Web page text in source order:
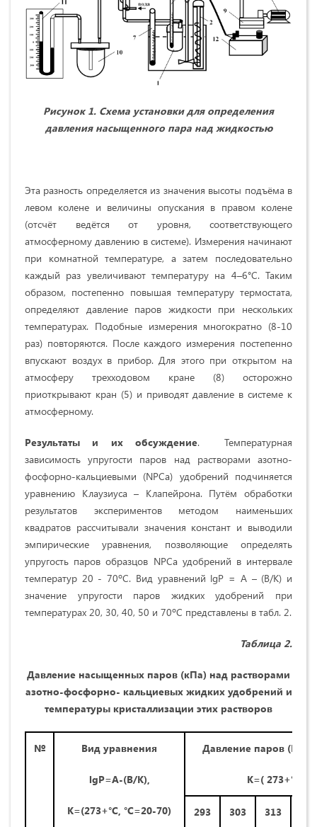
Рисунок 1. Схема установки для определения
давления насыщенного пара над жидкостью
Эта разность определяется из значения высоты подъёма в
левом колене и величины опускания в правом колене
(отсчёт ведётся от уровня, соответствующего
атмосферному давлению в системе). Измерения начинают
при комнатной температуре, а затем последовательно
каждый раз увеличивают температуру на 4–6°С. Таким
образом, постепенно повышая температуру термостата,
определяют давление паров жидкости при нескольких
температурах. Подобные измерения многократно (8-10
раз) повторяются. После каждого измерения постепенно
впускают воздух в прибор. Для этого при открытом на
атмосферу трехходовом кране (8) осторожно
приоткрывают кран (5) и приводят давление в системе к
атмосферному.
Результаты и их обсуждение. Температурная
зависимость упругости паров над растворами азотно-
фосфорно-кальциевыми (NPCa) удобрений подчиняется
уравнению Клаузиуса – Клапейрона. Путём обработки
результатов экспериментов методом наименьших
квадратов рассчитывали значения констант и выводили
эмпирические уравнения, позволяющие определять
упругость паров образцов NPCa удобрений в интервале
температур 20 - 70ºС. Вид уравнений lgP = A – (B/К) и
значение упругости паров жидких удобрений при
температурах 20, 30, 40, 50 и 70ºС представлены в табл. 2.
Таблица 2.
Давление насыщенных паров (кПа) над растворами
азотно-фосфорно- кальциевых жидкихудобрений и
температуры кристаллизации этих растворов
№ Вид уравнения
lgP=A-(B/K),
К=(273+°С, °C=20-70)
Давление паров (Па)
К=( 273+°С,
293 303 313